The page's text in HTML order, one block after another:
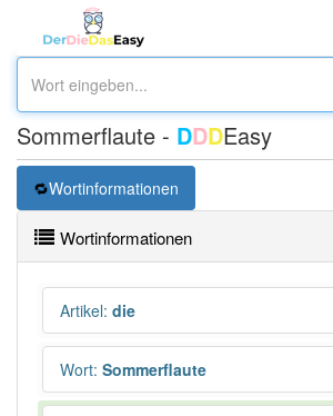
Sommerflaute - DDDEasy
Wortinformationen
Wortinformationen
Artikel: die
Wort: Sommerflaute